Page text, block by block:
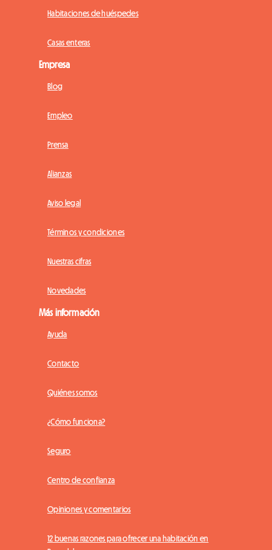
Habitaciones de huéspedes
Casas enteras
Empresa
Blog
Empleo
Prensa
Alianzas
Aviso legal
Términos y condiciones
Nuestras cifras
Novedades
Más información
Ayuda
Contacto
Quiénes somos
¿Cómo funciona?
Seguro
Centro de confianza
Opiniones y comentarios
12 buenas razones para ofrecer una habitación en